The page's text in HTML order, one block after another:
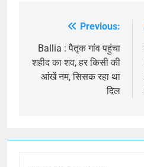
navigation
Previous:
Ballia : पैतृक गांव पहुंचा
शहीद का शव, हर किसी की
आंखें नम, सिसक रहा था
दिल